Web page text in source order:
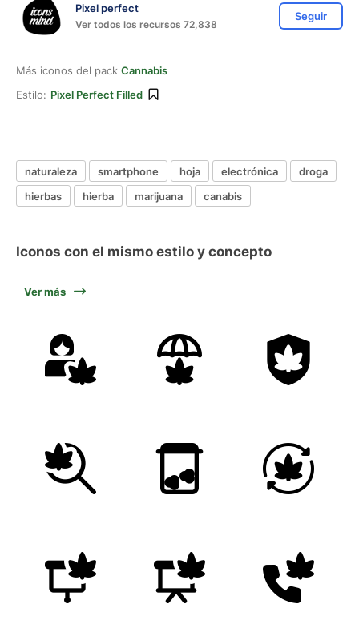
Pixel perfect
Ver todos los recursos 72,838
Seguir
Más iconos del pack Cannabis
Estilo: Pixel Perfect Filled
naturaleza smartphone hoja electrónica
droga
hierbas
hierba marijuana canabis
Iconos con el mismo estilo y concepto
Ver más